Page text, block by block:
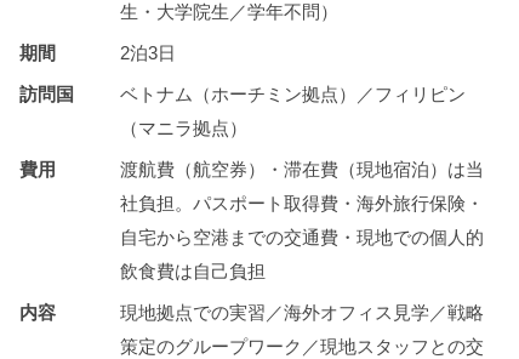
生・大学院生／学年不問）
期間
2泊3日
訪問国
ベトナム（ホーチミン拠点）／フィリピン
（マニラ拠点）
費用
渡航費（航空券）・滞在費（現地宿泊）は当
社負担。パスポート取得費・海外旅行保険・
自宅から空港までの交通費・現地での個人的
飲食費は自己負担
内容
現地拠点での実習／海外オフィス見学／戦略
策定のグループワーク／現地スタッフとの交